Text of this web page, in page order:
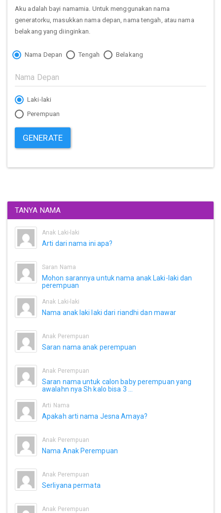
Aku adalah bayi namamia. Untuk menggunakan nama
generatorku, masukkan nama depan, nama tengah, atau nama
belakang yang diinginkan.
Nama Depan Tengah Belakang
Laki-laki
Perempuan
GENERATE
TANYA NAMA
Anak Laki-laki
Arti dari nama ini apa?
Saran Nama
Mohon sarannya untuk nama anak Laki-laki dan
perempuan
Anak Laki-laki
Nama anak laki laki dari riandhi dan mawar
Anak Perempuan
Saran nama anak perempuan
Anak Perempuan
Saran nama untuk calon baby perempuan yang
awalahn nya Sh kalo bisa 3 ...
Arti Nama
Apakah arti nama Jesna Amaya?
Anak Perempuan
Nama Anak Perempuan
Anak Perempuan
Serliyana permata
Anak Perempuan